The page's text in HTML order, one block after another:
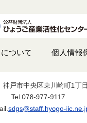
ついて 個人情報
神戸市中央区東川崎町1丁
Tel.078-977-9117
sdgs@staff.hyogo-